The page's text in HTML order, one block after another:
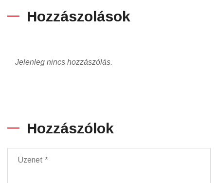
Hozzászolások
Jelenleg nincs hozzászólás.
Hozzászólok